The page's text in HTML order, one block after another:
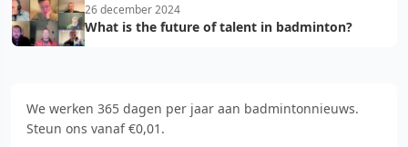
26 december 2024
What is the future of talent in badminton?
We werken 365 dagen per jaar aan badmintonnieuws.
Steun ons vanaf €0,01.